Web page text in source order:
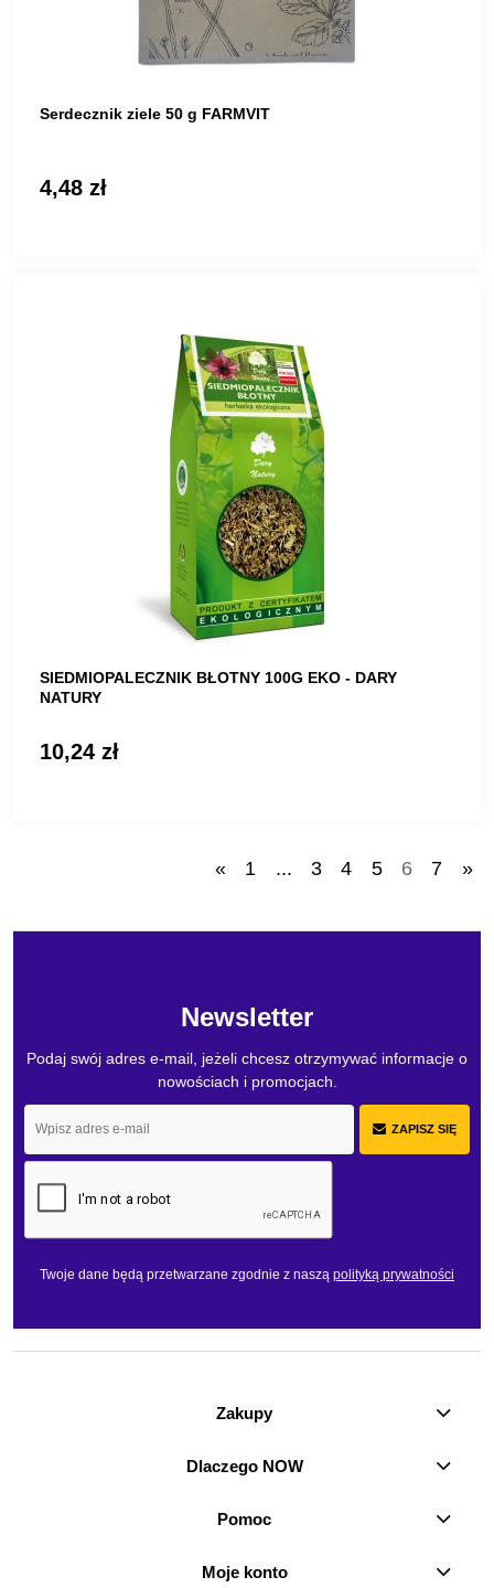
Serdecznik ziele 50 g FARMVIT
4,48 zł
SIEDMIOPALECZNIK BŁOTNY 100G EKO - DARY
NATURY
10,24 zł
« 1 ... 3 4 5 6 7 »
Newsletter
Podaj swój adres e-mail, jeżeli chcesz otrzymywać informacje o
nowościach i promocjach.
ZAPISZ SIĘ
Twoje dane będą przetwarzane zgodnie z naszą polityką prywatności
Zakupy
Dlaczego NOW
Pomoc
Moje konto